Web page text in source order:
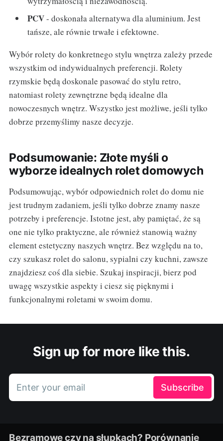
PCV- doskonała alternatywa dla aluminium. Jest
tańsze, ale równie trwałe i efektowne.
Wybór rolety do konkretnego stylu wnętrza zależy przede
wszystkim od indywidualnych preferencji. Rolety
rzymskie będą doskonale pasować do stylu retro,
natomiast rolety zewnętrzne będą idealne dla
nowoczesnych wnętrz. Wszystko jest możliwe, jeśli tylko
dobrze przemyślimy nasze decyzje.
Podsumowanie: Złote myśli o
wyborze idealnych rolet domowych
Podsumowując, wybór odpowiednich rolet do domu nie
jest trudnym zadaniem, jeśli tylko dobrze znamy nasze
potrzeby i preferencje. Istotne jest, aby pamiętać, że są
one nie tylko praktyczne, ale również stanowią ważny
element estetyczny naszych wnętrz. Bez względu na to,
czy szukasz rolet do salonu, sypialni czy kuchni, zawsze
znajdziesz coś dla siebie. Szukaj inspiracji, bierz pod
uwagę wszystkie aspekty i ciesz się pięknymi i
funkcjonalnymi roletami w swoim domu.
Sign up for more like this.
Enter your email Subscribe
Bezramowe czy na słupkach? Porównanie